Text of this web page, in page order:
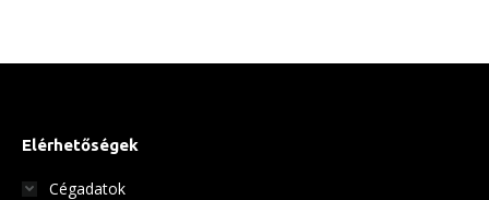
Elérhetőségek
Cégadatok